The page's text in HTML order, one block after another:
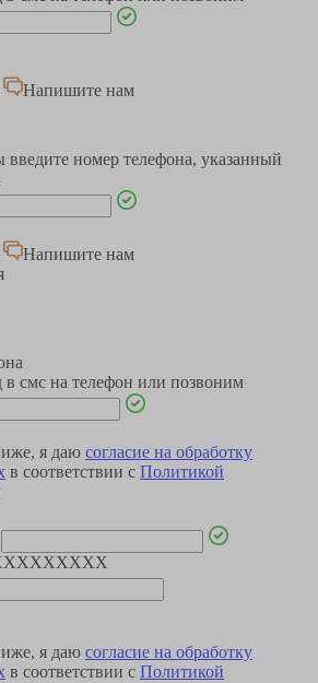
Напишите нам
введите номер телефона, указанный
Напишите нам
смс на телефон или позвоним
я даю согласие на обработку
в соответствии с Политикой
я даю согласие на обработку
в соответствии с Политикой